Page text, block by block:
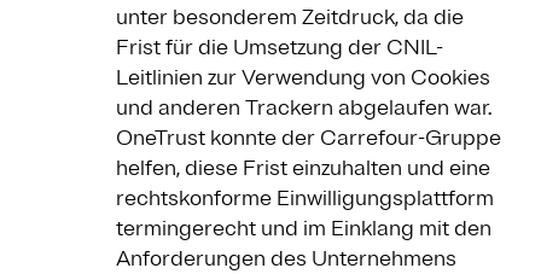
unter besonderem Zeitdruck, da die
Frist für die Umsetzung der CNIL-
Leitlinien zur Verwendung von Cookies
und anderen Trackern abgelaufen war.
OneTrust konnte der Carrefour-Gruppe
helfen, diese Frist einzuhalten und eine
rechtskonforme Einwilligungsplattform
termingerecht und im Einklang mit den
Anforderungen des Unternehmens